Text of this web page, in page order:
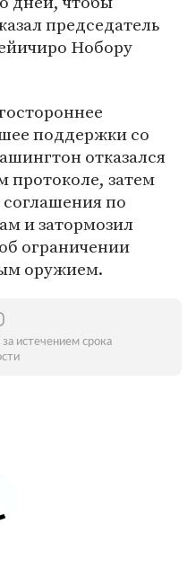
председатель
Нобору
поддержки со
отказался
протоколе, затем
по
и затормозил
ограничении
оружием.
истечением срока